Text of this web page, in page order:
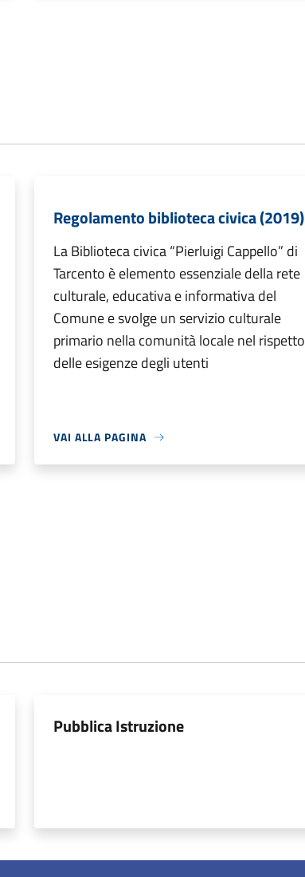
Regolamento biblioteca civica (2019)
La Biblioteca civica “Pierluigi Cappello” di
Tarcento è elemento essenziale della rete
culturale, educativa e informativa del
Comune e svolge un servizio culturale
primario nella comunità locale nel rispetto
delle esigenze degli utenti
VAI ALLA PAGINA
Pubblica Istruzione